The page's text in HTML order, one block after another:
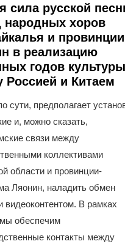
сила русской
народных хоров
и провинции
в реализацию
годов культуры
Россией и Китаем
сути, предполагает
и, можно сказать,
связи между
коллективами
области и провинции-
Ляонин, наладить обмен
видеоконтентом. В рамках
мы обеспечим
контакты между